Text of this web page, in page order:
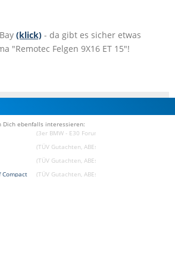
(klick) - da gibt es sicher etwas
"Remotec Felgen 9X16 ET 15"!
Dich ebenfalls interessieren:
(3er BMW - E30 Forum)
(TÜV Gutachten, ABEs und Fragen zu
(TÜV Gutachten, ABEs und Fragen zu
Compact
(TÜV Gutachten, ABEs und Fragen zu